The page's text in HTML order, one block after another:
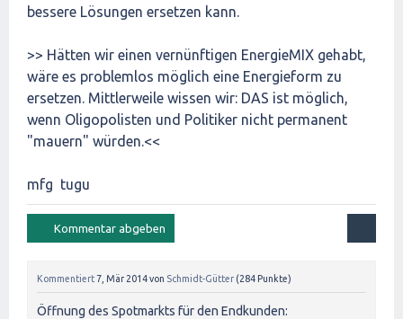
bessere Lösungen ersetzen kann.
>> Hätten wir einen vernünftigen EnergieMIX gehabt,
wäre es problemlos möglich eine Energieform zu
ersetzen. Mittlerweile wissen wir: DAS ist möglich,
wenn Oligopolisten und Politiker nicht permanent
"mauern" würden.<<
mfg tugu
Kommentiert7, Mär 2014von Schmidt-Gütter (284 Punkte)
Öffnung des Spotmarkts für den Endkunden: